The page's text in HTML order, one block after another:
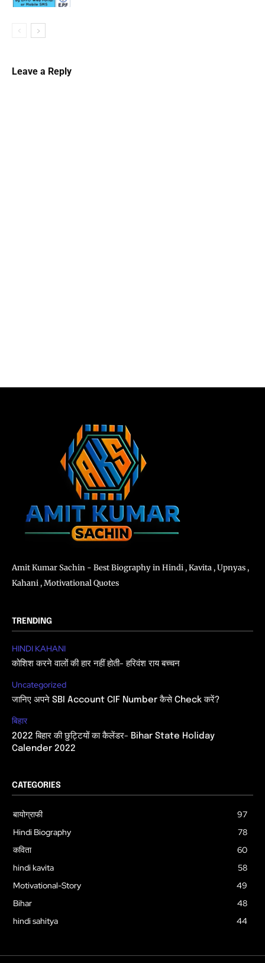
Leave a Reply
Amit Kumar Sachin - Best Biography in Hindi , Kavita , Upnyas ,
Kahani , Motivational Quotes
TRENDING
HINDI KAHANI
कोशिश करने वालों की हार नहीं होती- हरिवंश राय बच्चन
Uncategorized
जानिए अपने SBI Account CIF Number कैसे Check करें?
बिहार
2022 बिहार की छुट्टियों का कैलेंडर- Bihar State Holiday
Calender 2022
CATEGORIES
बायोग्राफी
97
Hindi Biography
78
कविता
60
hindi kavita
58
Motivational-Story
49
Bihar
48
hindi sahitya
44